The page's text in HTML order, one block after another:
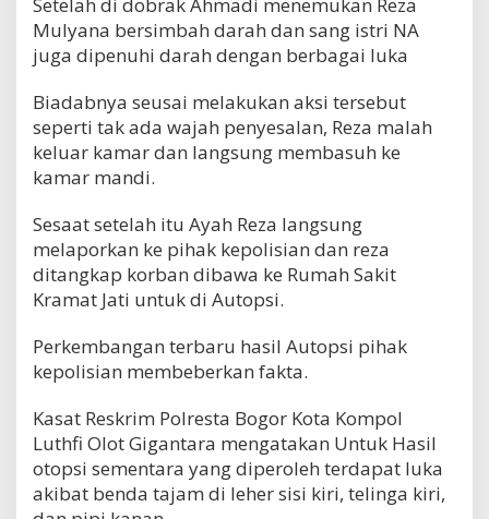
Setelah di dobrak Ahmadi menemukan Reza
Mulyana bersimbah darah dan sang istri NA
juga dipenuhi darah dengan berbagai luka
Biadabnya seusai melakukan aksi tersebut
seperti tak ada wajah penyesalan, Reza malah
keluar kamar dan langsung membasuh ke
kamar mandi.
Sesaat setelah itu Ayah Reza langsung
melaporkan ke pihak kepolisian dan reza
ditangkap korban dibawa ke Rumah Sakit
Kramat Jati untuk di Autopsi.
Perkembangan terbaru hasil Autopsi pihak
kepolisian membeberkan fakta.
Kasat Reskrim Polresta Bogor Kota Kompol
Luthfi Olot Gigantara mengatakan Untuk Hasil
otopsi sementara yang diperoleh terdapat luka
akibat benda tajam di leher sisi kiri, telinga kiri,